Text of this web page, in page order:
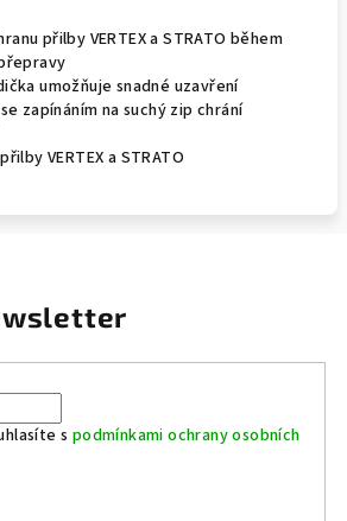
přilby VERTEX a STRATO během
umožňuje snadné uzavření
zapínáním na suchý zip chrání
VERTEX a STRATO
s podmínkami ochrany osobních